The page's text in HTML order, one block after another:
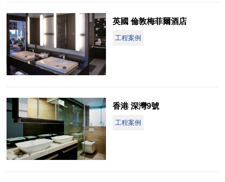
英國 倫敦梅菲爾酒店
工程案例
香港 深灣9號
工程案例